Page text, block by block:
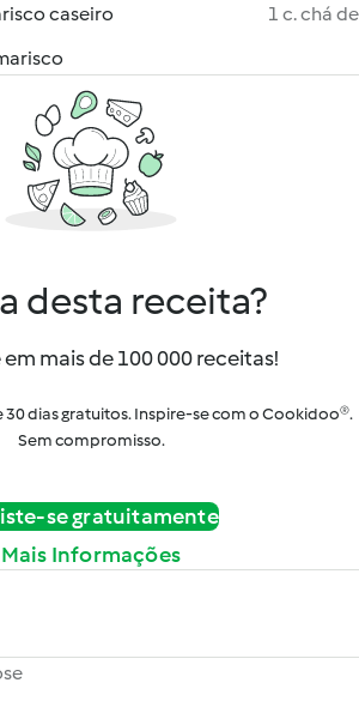
caseiro
1 c. chá de
desta receita?
mais de 100 000 receitas!
30 dias gratuitos. Inspire-se com o Cookidoo®.
Sem compromisso.
se gratuitamente
Mais Informações